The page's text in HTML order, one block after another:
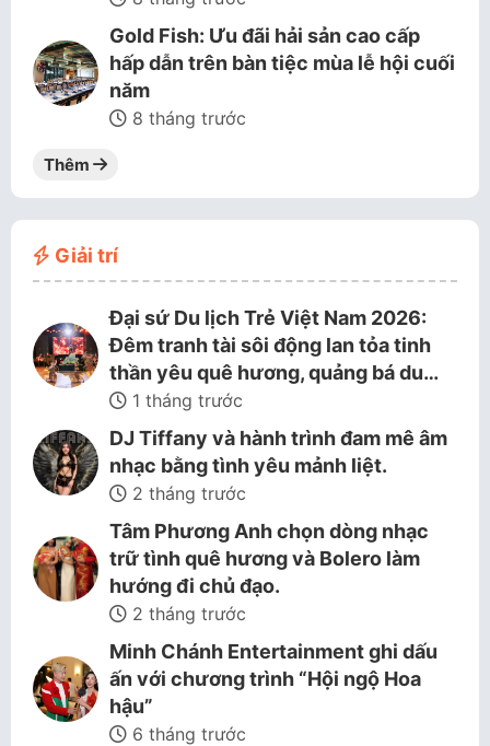
Gold Fish: Ưu đãi hải sản cao cấp
hấp dẫn trên bàn tiệc mùa lễ hội cuối
năm
8 tháng trước
Thêm
Giải trí
Đại sứ Du lịch Trẻ Việt Nam 2026:
Đêm tranh tài sôi động lan tỏa tinh
thần yêu quê hương, quảng bá du…
1 tháng trước
DJ Tiffany và hành trình đam mê âm
nhạc bằng tình yêu mảnh liệt.
2 tháng trước
Tâm Phương Anh chọn dòng nhạc
trữ tình quê hương và Bolero làm
hướng đi chủ đạo.
2 tháng trước
Minh Chánh Entertainment ghi dấu
ấn với chương trình “Hội ngộ Hoa
hậu”
6 tháng trước